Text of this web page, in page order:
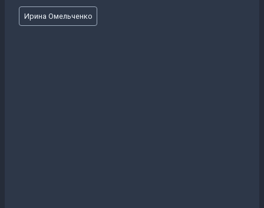
Метки
записи:
Ирина Омельченко